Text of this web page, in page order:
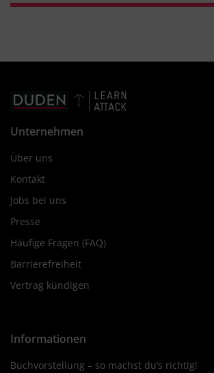
Unternehmen
Über uns
Kontakt
Jobs bei uns
Presse
Häufige Fragen (FAQ)
Barrierefreiheit
Vertrag kündigen
Informationen
Buchvorstellung – so machst du’s richtig!